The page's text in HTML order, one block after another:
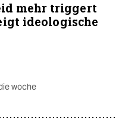
mehr triggert
ideologische
woche